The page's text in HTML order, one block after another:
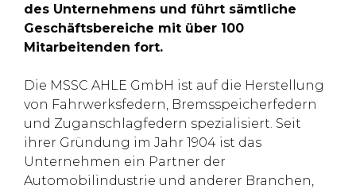
des Unternehmens und führt sämtliche
Geschäftsbereiche mit über 100
Mitarbeitenden fort.
Die MSSC AHLE GmbH ist auf die Herstellung
von Fahrwerksfedern, Bremsspeicherfedern
und Zuganschlagfedern spezialisiert. Seit
ihrer Gründung im Jahr 1904 ist das
Unternehmen ein Partner der
Automobilindustrie und anderer Branchen,